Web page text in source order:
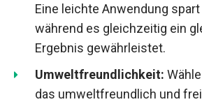
Eine leichte Anwendung
während es gleichzeitig ein
Ergebnis gewährleistet.
Umweltfreundlichkeit:
das umweltfreundlich und